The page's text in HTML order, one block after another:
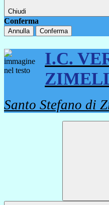
Chiudi
Conferma
Annulla Conferma
I.C.
Santo Stefano di